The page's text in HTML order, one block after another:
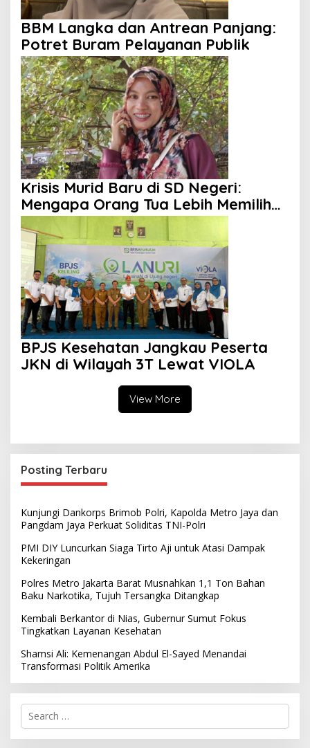
BBM Langka dan Antrean Panjang:
Potret Buram Pelayanan Publik
Krisis Murid Baru di SD Negeri:
Mengapa Orang Tua Lebih Memilih
Sekolah Swasta?
BPJS Kesehatan Jangkau Peserta
JKN di Wilayah 3T Lewat VIOLA
View More
Posting Terbaru
Kunjungi Dankorps Brimob Polri, Kapolda Metro Jaya dan
Pangdam Jaya Perkuat Soliditas TNI-Polri
PMI DIY Luncurkan Siaga Tirto Aji untuk Atasi Dampak
Kekeringan
Polres Metro Jakarta Barat Musnahkan 1,1 Ton Bahan
Baku Narkotika, Tujuh Tersangka Ditangkap
Kembali Berkantor di Nias, Gubernur Sumut Fokus
Tingkatkan Layanan Kesehatan
Shamsi Ali: Kemenangan Abdul El-Sayed Menandai
Transformasi Politik Amerika
S